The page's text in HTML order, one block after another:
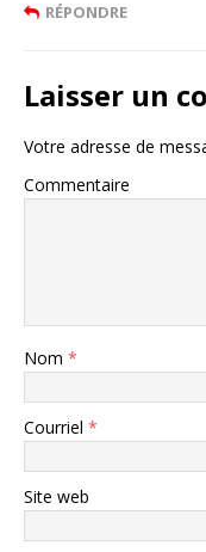
RÉPONDRE
Laisser un
Votre adresse de
Commentaire
Nom *
Courriel *
Site web